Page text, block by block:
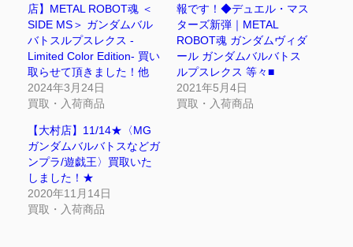
店】METAL ROBOT魂 ＜
SIDE MS＞ ガンダムバル
バトスルプスレクス -
Limited Color Edition- 買い
取らせて頂きました！他
2024年3月24日
買取・入荷商品
報です！◆デュエル・マス
ターズ新弾｜METAL
ROBOT魂 ガンダムヴィダ
ール ガンダムバルバトス
ルプスレクス 等々■
2021年5月4日
買取・入荷商品
【大村店】11/14★〈MG
ガンダムバルバトスなどガ
ンプラ/遊戯王〉買取いた
しました！★
2020年11月14日
買取・入荷商品